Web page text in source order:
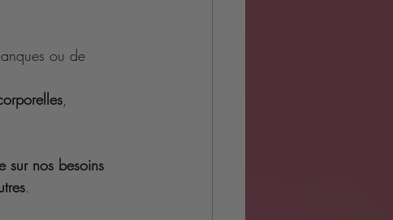
ou de
,
sur nos besoins
.